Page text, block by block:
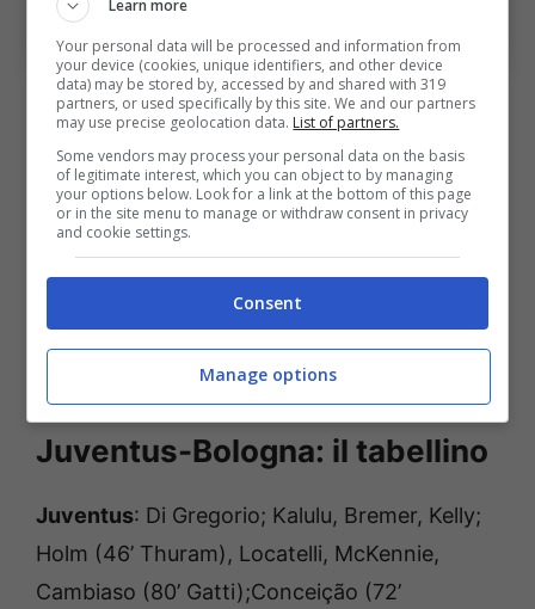
Sport News (Foto di Marco Luzzani/Getty Images Via
OneFootball)
Più che normale quindi l’entusiasmo a fine
suInstagramil suo commento sul match:
Partita speciale ieri sera! Tre punti molto
importanti! Fino alla fine!!”.
Juventus-Bologna: il tabellino
Juventus: Di Gregorio; Kalulu, Bremer, Kelly;
Holm (46’ Thuram), Locatelli, McKennie,
Cambiaso (80’ Gatti);Conceição (72’
Learn more
Your personal data will be processed and information from
your device (cookies, unique identifiers, and other device
data) may be stored by, accessed by and shared with 319
partners, or used specifically by this site. We and our partners
may use precise geolocation data. List of partners.
Some vendors may process your personal data on the basis
of legitimate interest, which you can object to by managing
your options below. Look for a link at the bottom of this page
or in the site menu to manage or withdraw consent in privacy
and cookie settings.
Consent
Manage options